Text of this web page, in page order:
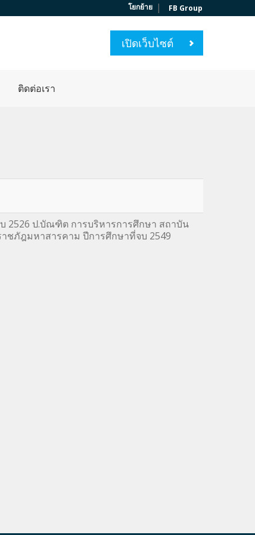
โยกย้าย | FB Group
เปิดเว็บไซต์
ติดต่อเรา
2526 ป.บัณฑิต การบริหารการศึกษา สถาบัน
ชภัฎมหาสารคาม ปีการศึกษาที่จบ 2549